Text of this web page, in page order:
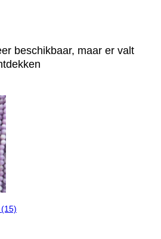
beschikbaar, maar er valt